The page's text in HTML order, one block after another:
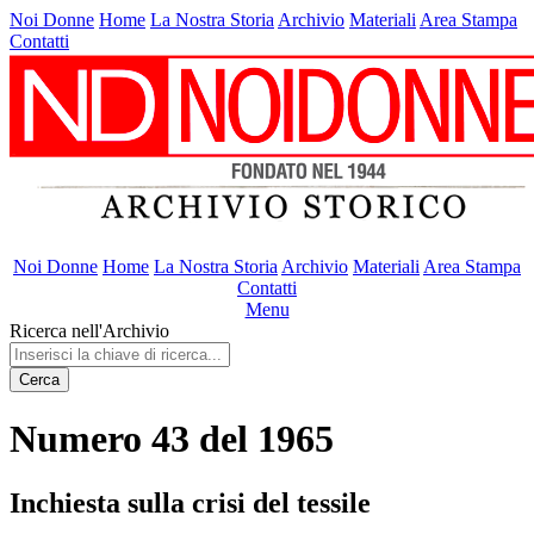
Noi Donne Home La Nostra Storia Archivio Materiali Area Stampa
Contatti
Noi Donne Home La Nostra Storia Archivio Materiali Area Stampa
Contatti
Menu
Ricerca nell'Archivio
Cerca
Numero 43 del 1965
Inchiesta sulla crisi del tessile